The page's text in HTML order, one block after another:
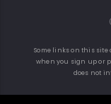
Some links on this
when you sign up or
does not